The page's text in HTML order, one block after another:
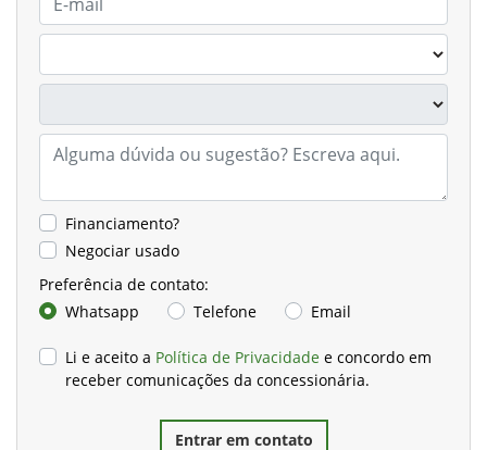
Financiamento?
Negociar usado
Preferência de contato:
Whatsapp
Telefone Email
Li e aceito a Política de Privacidade e concordo em
receber comunicações da concessionária.
Entrar em contato